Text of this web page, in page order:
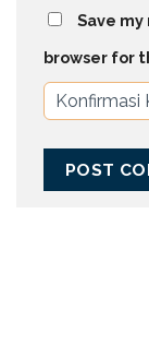
Save
browser for